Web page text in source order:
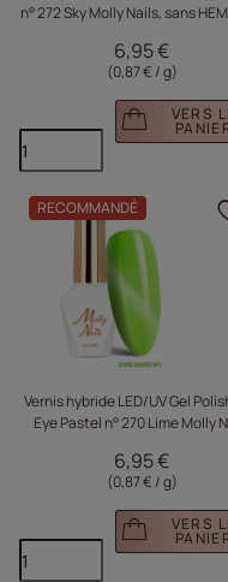
n° 272 Sky Molly Nails, sans
6,95 €
(0,87 € / g)
VERS
RECOMMANDÉ
Vernis hybride LED/UV Gel
Eye Pastel n° 270 Lime Molly
6,95 €
(0,87 € / g)
VERS